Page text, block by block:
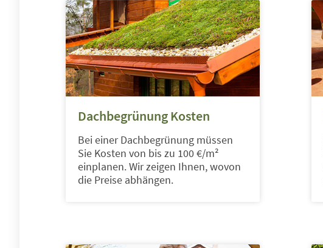
Dachbegrünung Kosten
Bei einer Dachbegrünung müssen
Sie Kosten von bis zu 100 €/m²
einplanen. Wir zeigen Ihnen, wovon
die Preise abhängen.